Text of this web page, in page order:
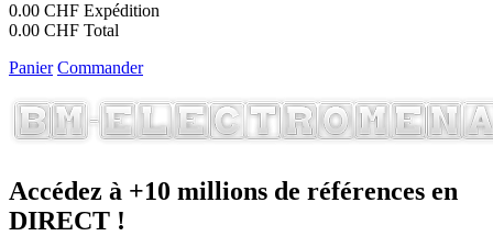
0.00 CHF Expédition
0.00 CHF Total
Panier Commander
Accédez à +10 millions de références en
DIRECT !